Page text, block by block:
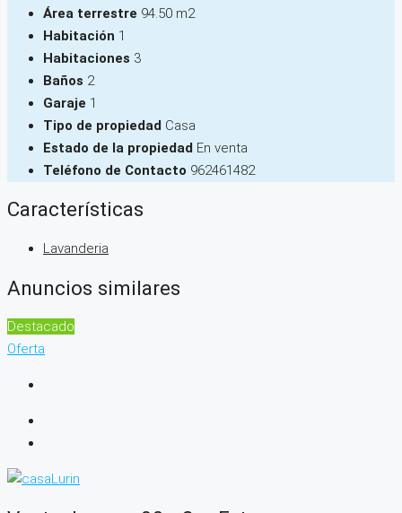
Área terrestre 94.50 m2
Habitación 1
Habitaciones 3
Baños 2
Garaje 1
Tipo de propiedad Casa
Estado de la propiedad En venta
Teléfono de Contacto 962461482
Características
Lavanderia
Anuncios similares
Destacado
Oferta